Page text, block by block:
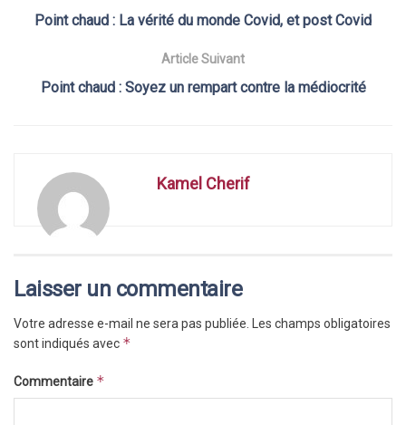
Point chaud : La vérité du monde Covid, et post Covid
Article Suivant
Point chaud : Soyez un rempart contre la médiocrité
Kamel Cherif
Laisser un commentaire
Votre adresse e-mail ne sera pas publiée.
Les champs obligatoires
sont indiqués avec *
Commentaire *